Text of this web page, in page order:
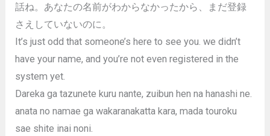
話ね。あなたの名前がわからなかったから、まだ登録
さえしていないのに。
It’s just odd that someone’s here to see you. we didn’t
have your name, and you’re not even registered in the
system yet.
Dareka ga tazunete kuru nante, zuibun hen na hanashi ne.
anata no namae ga wakaranakatta kara, mada touroku
sae shite inai noni.